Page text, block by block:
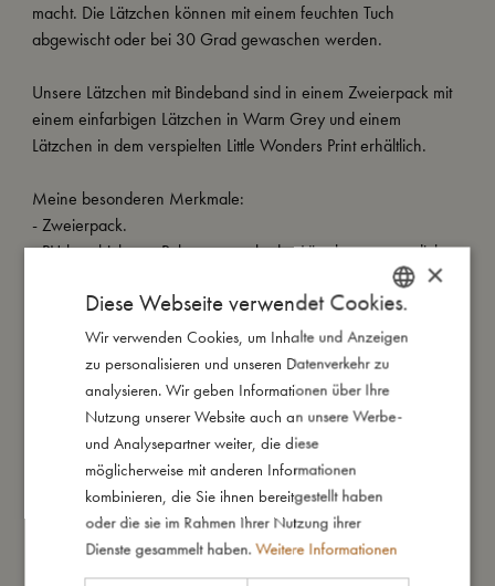
macht. Die Lätzchen können mit einem feuchten Tuch
abgewischt oder bei 30 Grad gewaschen werden.
Unsere Lätzchen mit Bindeband sind in einem Zweierpack mit
einem einfarbigen Lätzchen in Warm Grey und einem
Lätzchen in dem verspielten Little Wonders Print erhältlich.
Meine besonderen Merkmale:
- Zweierpack.
- PU-beschichteter Polyester macht das Lätzchen wasserdicht.
- Leicht zu reinigen. Kann bei 30º gewaschen werden.
- Auffangfunktion.
- Stufenlos größenverstellbar.
So groß bin ich
Daraus bin ich gemacht
So kannst Du mich pflegen
DANISH
ENGLISH
GERMAN
×
Diese Webseite verwendet Cookies.
Wir verwenden Cookies, um Inhalte und Anzeigen
zu personalisieren und unseren Datenverkehr zu
analysieren. Wir geben Informationen über Ihre
Nutzung unserer Website auch an unsere Werbe-
und Analysepartner weiter, die diese
möglicherweise mit anderen Informationen
kombinieren, die Sie ihnen bereitgestellt haben
oder die sie im Rahmen Ihrer Nutzung ihrer
Dienste gesammelt haben. Weitere Informationen